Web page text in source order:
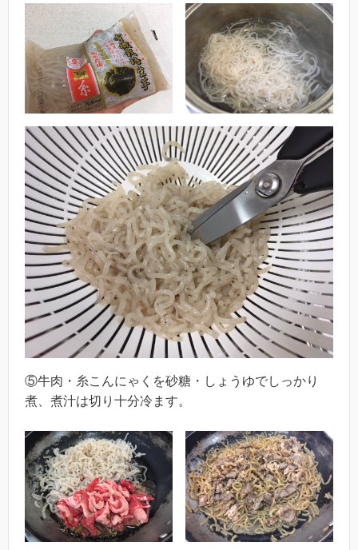
⑤牛肉・糸こんにゃくを砂糖・しょうゆでしっかり
煮、煮汁は切り十分冷ます。